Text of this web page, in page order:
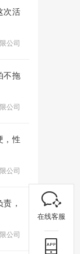
次活
公司
不拖
公司
，性
公司
，
公司
在线客服